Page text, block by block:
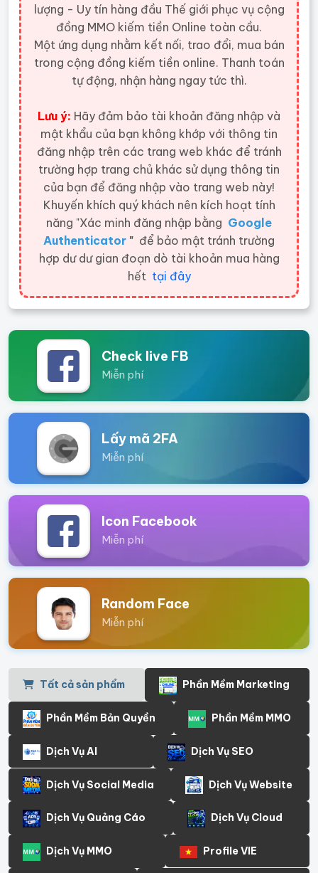
lượng - Uy tín hàng đầu Thế giới phục vụ cộng
đồng MMO kiếm tiền Online toàn cầu.
Một ứng dụng nhằm kết nối, trao đổi, mua bán
trong cộng đồng kiếm tiền online. Thanh toán
tự động, nhận hàng ngay tức thì.
Lưu ý: Hãy đảm bảo tài khoản đăng nhập và
mật khẩu của bạn không khớp với thông tin
đăng nhập trên các trang web khác để tránh
trường hợp trang chủ khác sử dụng thông tin
của bạn để đăng nhập vào trang web này!
Khuyến khích quý khách nên kích hoạt tính
năng "Xác minh đăng nhập bằng Google
Authenticator " để bảo mật tránh trường
hợp dư dư gian đoạn dò tài khoản mua hàng
hết tại đây
Check live FB
Miễn phí
Lấy mã 2FA
Miễn phí
Icon Facebook
Miễn phí
Random Face
Miễn phí
Tất cả sản phẩm Phần Mềm Marketing
Phần Mềm Bản Quyền Phần Mềm MMO
Dịch Vụ AI Dịch Vụ SEO
Dịch Vụ Social Media Dịch Vụ Website
Dịch Vụ Quảng Cáo Dịch Vụ Cloud
Dịch Vụ MMO Profile VIE